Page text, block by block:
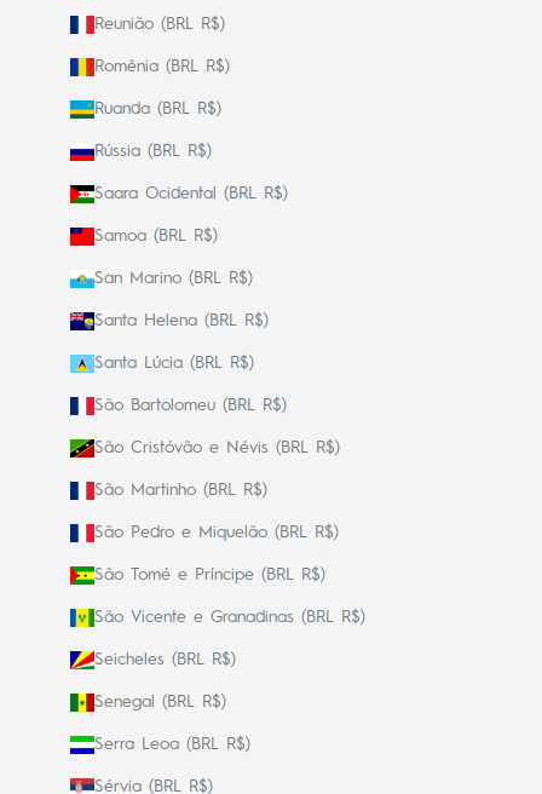
Reunião (BRL R$)
Romênia (BRL R$)
Ruanda (BRL R$)
Rússia (BRL R$)
Saara Ocidental (BRL R$)
Samoa (BRL R$)
San Marino (BRL R$)
Santa Helena (BRL R$)
Santa Lúcia (BRL R$)
São Bartolomeu (BRL R$)
São Cristóvão e Névis (BRL R$)
São Martinho (BRL R$)
São Pedro e Miquelão (BRL R$)
São Tomé e Príncipe (BRL R$)
São Vicente e Granadinas (BRL R$)
Seicheles (BRL R$)
Senegal (BRL R$)
Serra Leoa (BRL R$)
Sérvia (BRL R$)